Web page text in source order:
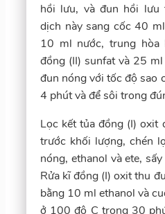
hồi lưu, và đun hồi lưu
dịch này sang cốc 40
10 ml nước, trung hòa
đồng (II) sunfat và 25
đun nóng với tốc độ sao
4 phút và để sôi trong
Lọc kết tủa đồng (I) oxit
trước khối lượng, chén
nóng, ethanol và ete,
Rửa kĩ đồng (I) oxit thu
bằng 10 ml ethanol và
ở 100 độ C trong 30